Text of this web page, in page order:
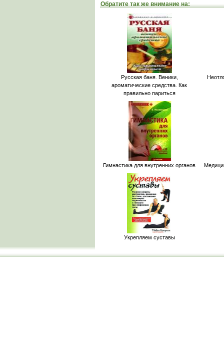
Обратите так же внимание на:
Русская баня. Веники,
ароматические средства. Как
правильно париться
Гимнастика для внутренних органов
Укрепляем суставы